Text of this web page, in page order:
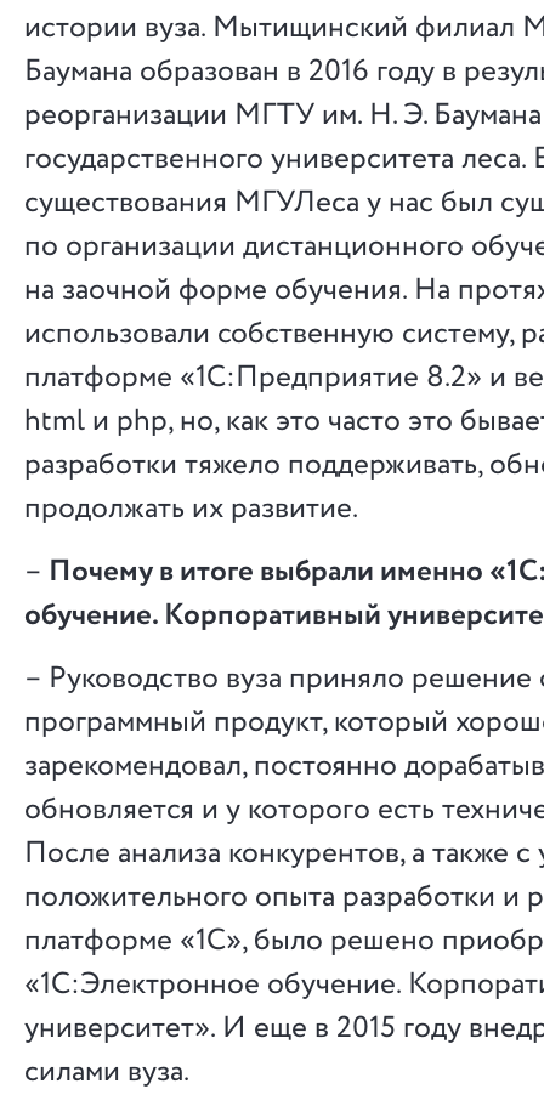
истории вуза. Мытищинский филиал
Баумана образован в 2016 году в
реорганизации МГТУ им. Н. Э.
государственного университета
существования МГУЛеса у нас был
по организации дистанционного
на заочной форме обучения. На
использовали собственную систему,
платформе «1С:Предприятие 8.2» и
html и php, но, как это часто это
разработки тяжело поддерживать,
продолжать их развитие.
– Почему в итоге выбрали именно
обучение. Корпоративный
– Руководство вуза приняло решение
программный продукт, который
зарекомендовал, постоянно
обновляется и у которого есть
После анализа конкурентов, а также с
положительного опыта разработки и
платформе «1С», было решено
«1С:Электронное обучение.
университет». И еще в 2015 году
силами вуза.